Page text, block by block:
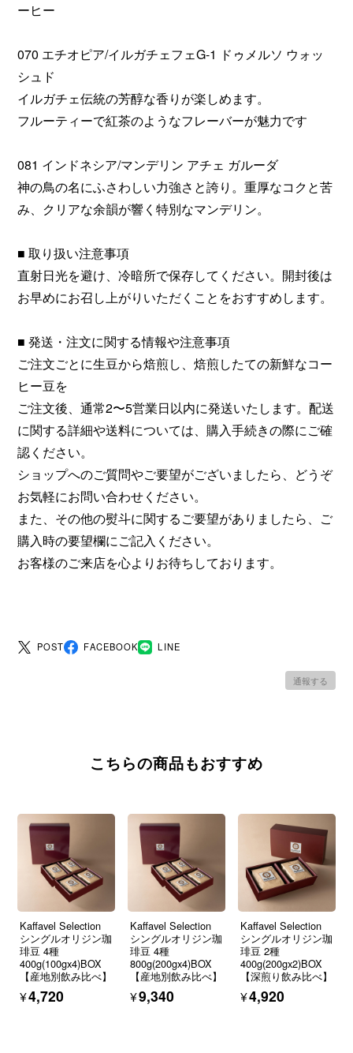
ーヒー
070 エチオピア/イルガチェフェG-1 ドゥメルソ ウォッ
シュド
イルガチェ伝統の芳醇な香りが楽しめます。
フルーティーで紅茶のようなフレーバーが魅力です
081 インドネシア/マンデリン アチェ ガルーダ
神の鳥の名にふさわしい力強さと誇り。重厚なコクと苦
み、クリアな余韻が響く特別なマンデリン。
■ 取り扱い注意事項
直射日光を避け、冷暗所で保存してください。開封後は
お早めにお召し上がりいただくことをおすすめします。
■ 発送・注文に関する情報や注意事項
ご注文ごとに生豆から焙煎し、焙煎したての新鮮なコー
ヒー豆を
ご注文後、通常2〜5営業日以内に発送いたします。配送
に関する詳細や送料については、購入手続きの際にご確
認ください。
ショップへのご質問やご要望がございましたら、どうぞ
お気軽にお問い合わせください。
また、その他の熨斗に関するご要望がありましたら、ご
購入時の要望欄にご記入ください。
お客様のご来店を心よりお待ちしております。
POST FACEBOOK LINE
通報する
こちらの商品もおすすめ
Kaffavel Selection
シングルオリジン珈
琲豆 4種
400g(100gx4)BOX
【産地別飲み比べ】
¥4,720
Kaffavel Selection
シングルオリジン珈
琲豆 4種
800g(200gx4)BOX
【産地別飲み比べ】
¥9,340
Kaffavel Selection
シングルオリジン珈
琲豆 2種
400g(200gx2)BOX
【深煎り飲み比べ】
¥4,920